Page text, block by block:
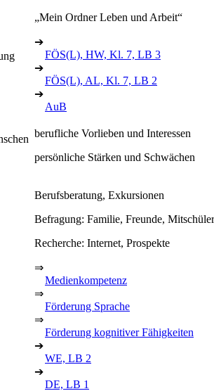
„Mein Ordner Leben und Arbeit“
➔
FÖS(L), HW, Kl. 7, LB 3
➔
FÖS(L), AL, Kl. 7, LB 2
➔
AuB
berufliche Vorlieben und Interessen
persönliche Stärken und Schwächen
Berufsberatung, Exkursionen
Befragung: Familie, Freunde, Mitschüler
Recherche: Internet, Prospekte
⇒
Medienkompetenz
⇒
Förderung Sprache
⇒
Förderung kognitiver Fähigkeiten
➔
WE, LB 2
➔
DE, LB 1